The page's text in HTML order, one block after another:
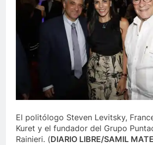
El politólogo Steven Levitsky,
Kuret y el fundador del Grupo
Rainieri. (DIARIO LIBRE/SAMIL